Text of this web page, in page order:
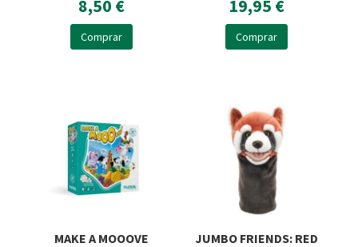
8,50 €
Comprar
19,95 €
Comprar
MAKE A MOOOVE
JUMBO FRIENDS: RED